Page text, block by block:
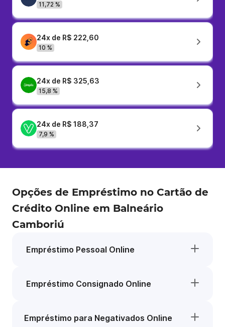
11,72 %
24x de R$ 222,60
10 %
24x de R$ 325,63
15,8 %
24x de R$ 188,37
7,9 %
Opções de Empréstimo no Cartão de
Crédito Online em Balneário
Camboriú
Empréstimo Pessoal Online
Empréstimo Consignado Online
Empréstimo para Negativados Online